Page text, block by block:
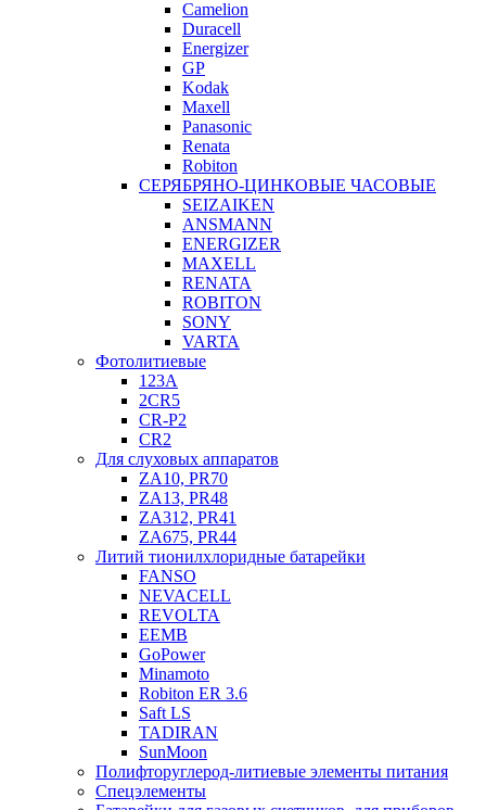
Camelion
Duracell
Energizer
GP
Kodak
Maxell
Panasonic
Renata
Robiton
СЕРЯБРЯНО-ЦИНКОВЫЕ ЧАСОВЫЕ
SEIZAIKEN
ANSMANN
ENERGIZER
MAXELL
RENATA
ROBITON
SONY
VARTA
Фотолитиевые
123A
2CR5
CR-P2
CR2
Для слуховых аппаратов
ZA10, PR70
ZA13, PR48
ZA312, PR41
ZA675, PR44
Литий тионилхлоридные батарейки
FANSO
NEVACELL
REVOLTA
EEMB
GoPower
Minamoto
Robiton ER 3.6
Saft LS
TADIRAN
SunMoon
Полифторуглерод-литиевые элементы питания
Спецэлементы